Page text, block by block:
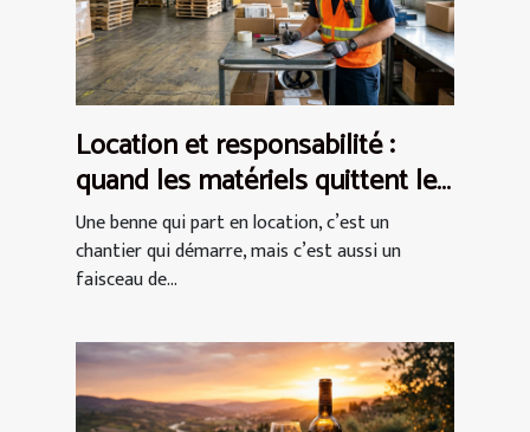
Location et responsabilité :
quand les matériels quittent les
entrepôts
Une benne qui part en location, c’est un
chantier qui démarre, mais c’est aussi un
faisceau de...